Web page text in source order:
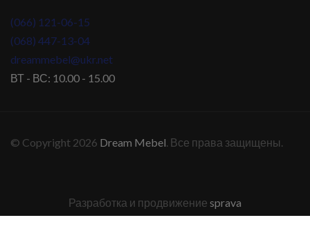
(066) 121-06-15
(068) 447-13-04
dreammebel@ukr.net
ВТ - ВС: 10.00 - 15.00
© Copyright 2026 Dream Mebel. Все права защищены.
Разработка и продвижение sprava